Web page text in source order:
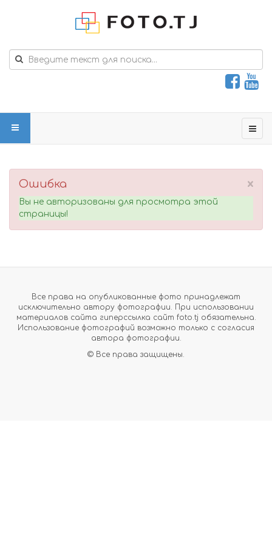
×
Ошибка
Вы не авторизованы для просмотра этой
страницы!
Все права на опубликованные фото принадлежат
исключительно автору фотографии. При использовании
материалов сайта гиперссылка сайт foto.tj обязательна.
Использование фотографий возможно только с согласия
автора фотографии.
© Все права защищены.